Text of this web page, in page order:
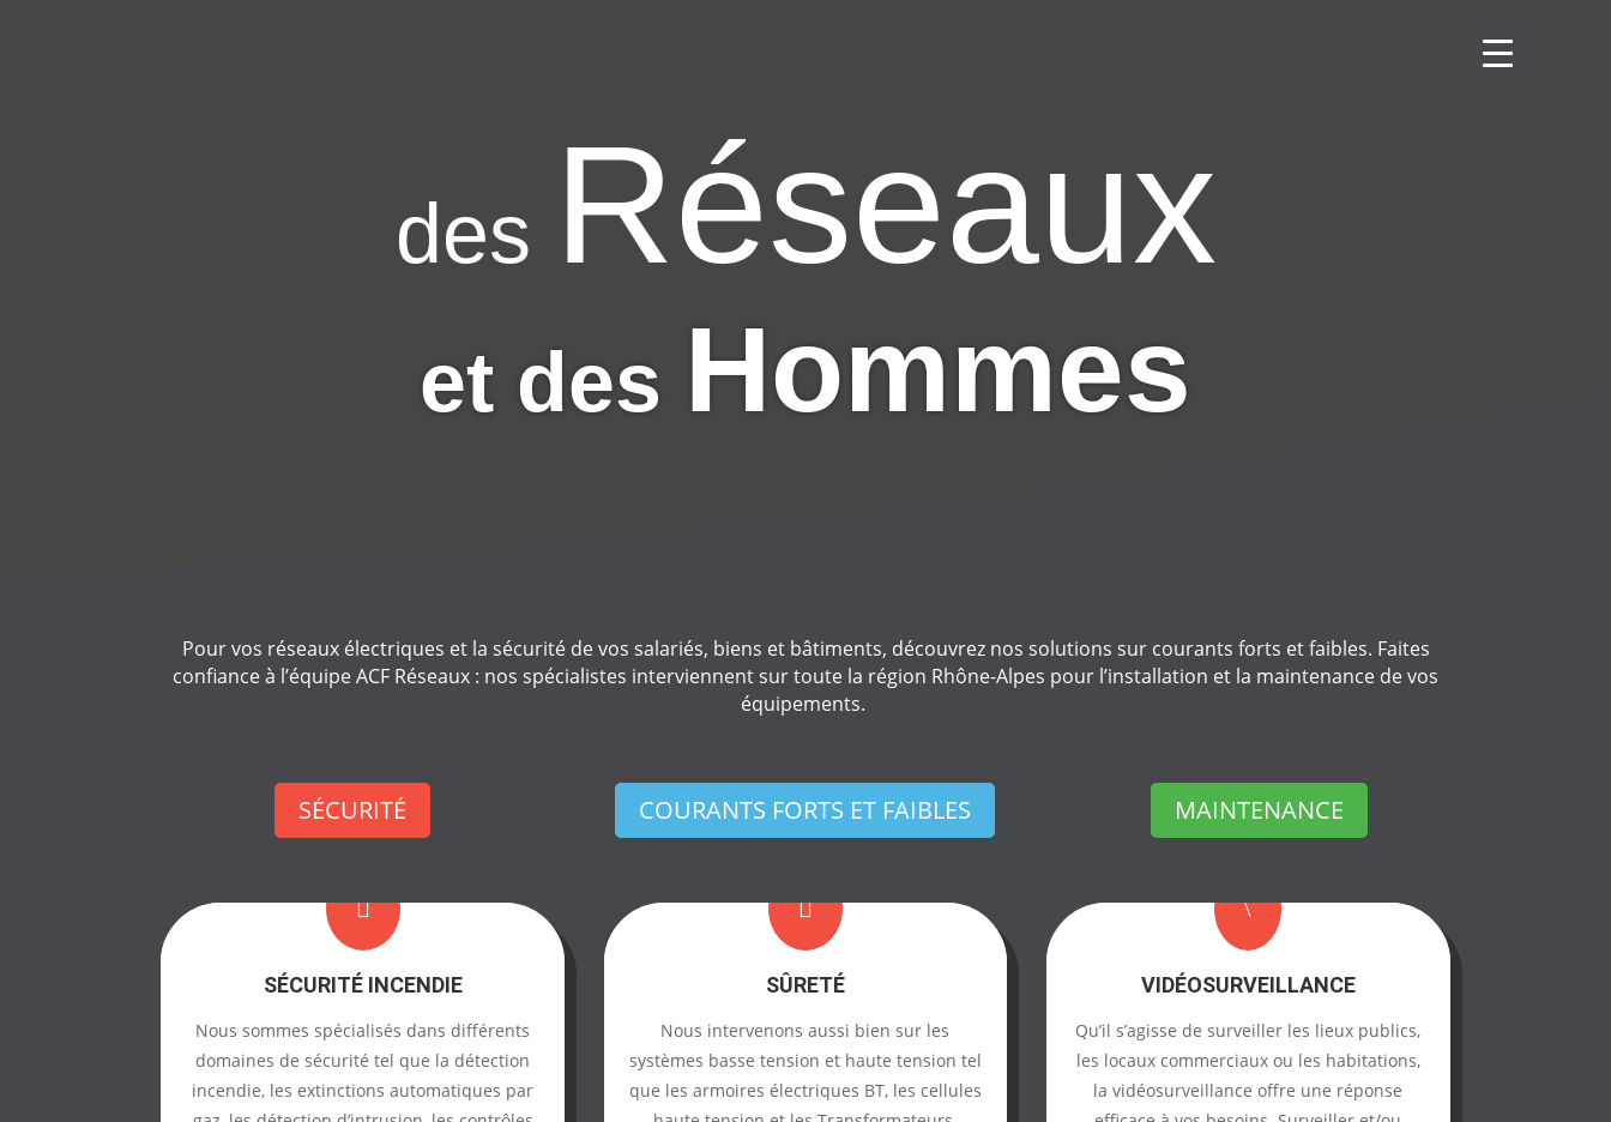
des Réseaux
et des Hommes
Pour vos réseaux électriques et la sécurité de vos salariés, biens et bâtiments, découvrez nos solutions sur courants forts et faibles. Faites
confiance à l’équipe ACF Réseaux : nos spécialistes interviennent sur toute la région Rhône-Alpes pour l’installation et la maintenance de vos
équipements.
SÉCURITÉ COURANTS FORTS ET FAIBLES MAINTENANCE

SÉCURITÉ INCENDIE
Nous sommes spécialisés dans différents
domaines de sécurité tel que la détection
incendie, les extinctions automatiques par

SÛRETÉ
Nous intervenons aussi bien sur les
systèmes basse tension et haute tension tel
que les armoires électriques BT, les cellules
\
VIDÉOSURVEILLANCE
Qu’il s’agisse de surveiller les lieux publics,
les locaux commerciaux ou les habitations,
la vidéosurveillance offre une réponse